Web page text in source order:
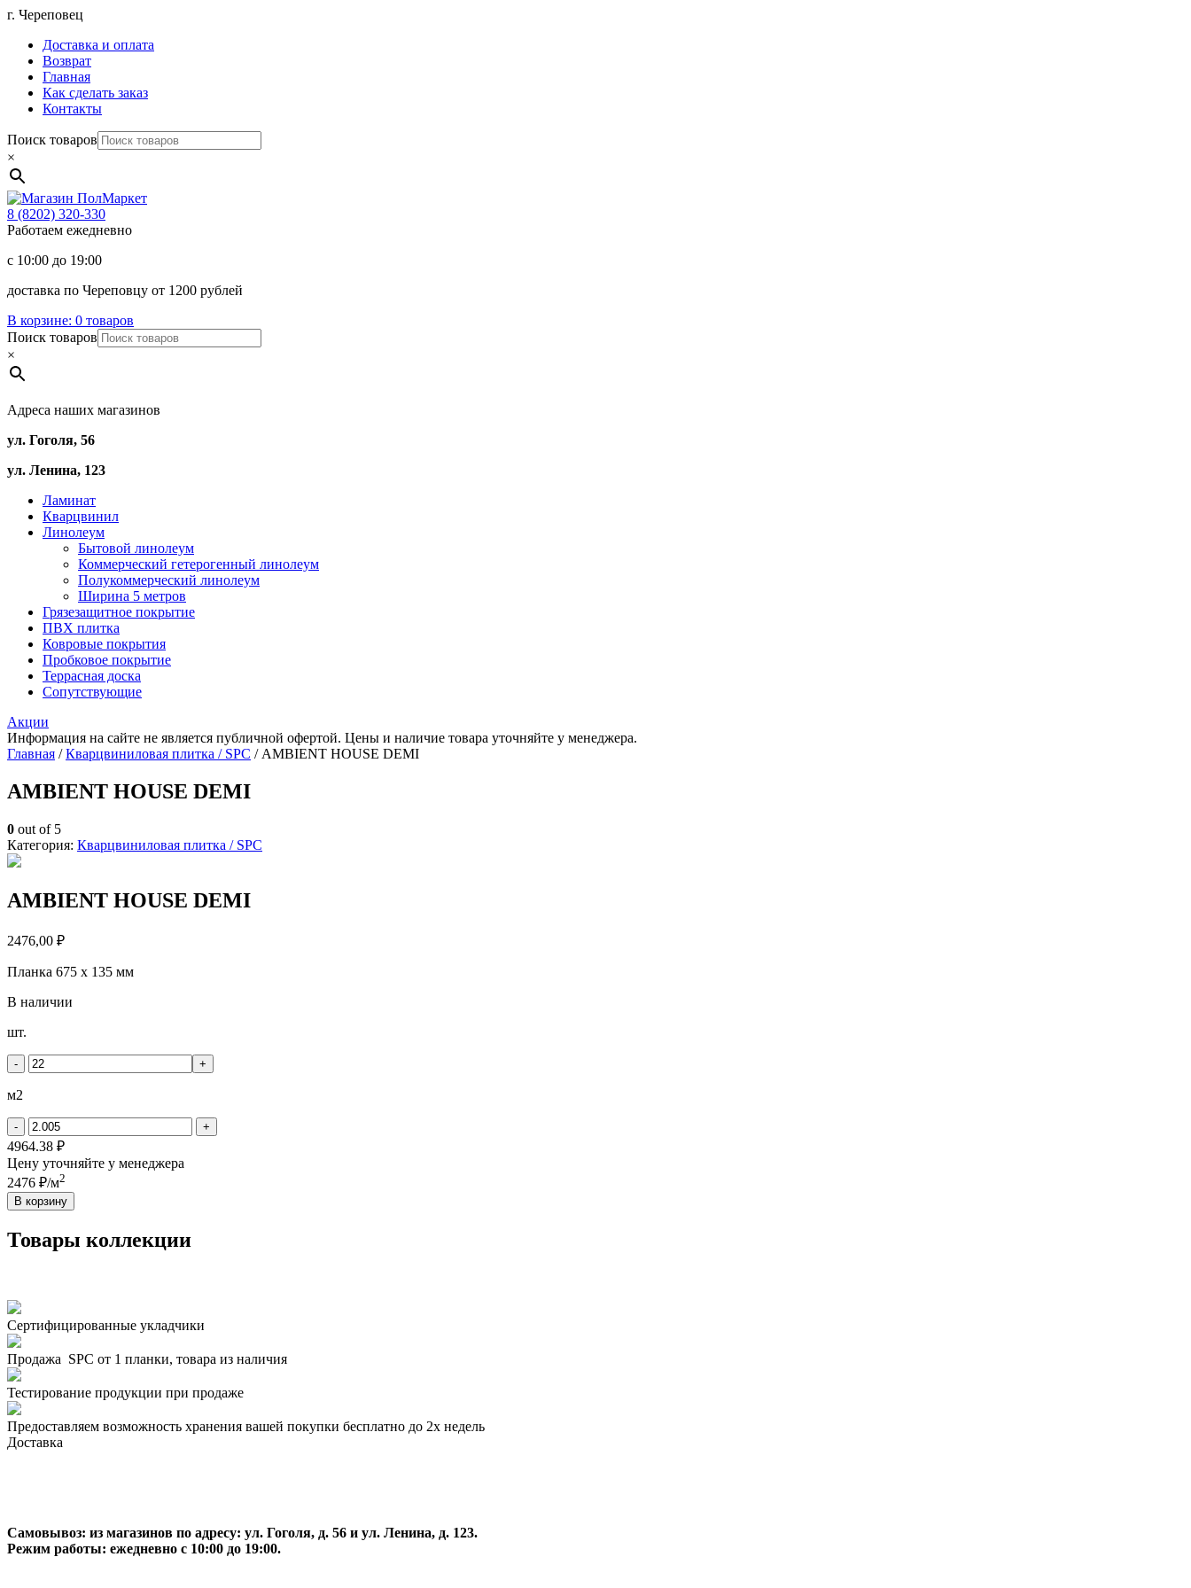
Перейти
содержимому
г. Череповец
Доставка и оплата
Возврат
Главная
Как сделать заказ
Контакты
Поиск товаров
×
Магазин
8 (8202) 320-330
Работаем ежедневно
с 10:00 до 19:00
доставка по Череповцу от 1200 рублей
В корзине: 0 товаров
Поиск товаров
×
Адреса наших магазинов
ул. Гоголя, 56
ул. Ленина, 123
Ламинат
Кварцвинил
Линолеум
Бытовой линолеум
Коммерческий гетерогенный линолеум
Полукоммерческий линолеум
Ширина 5 метров
Грязезащитное покрытие
ПВХ плитка
Ковровые покрытия
Пробковое покрытие
Террасная доска
Сопутствующие
Акции
Информация на сайте не является публичной офертой. Цены и наличие товара уточняйте у менеджера.
Главная /Кварцвиниловая плитка / SPС / AMBIENT HOUSE DEMI
AMBIENT HOUSE DEMI
0 out of 5
Категория: Кварцвиниловая плитка / SPС
AMBIENT HOUSE DEMI
2476,00 ₽
Планка 675 x 135 мм
В наличии
Количество
AMBIENT
DEMI
шт.
- +
м2
- +
4964.38 ₽
Цену уточняйте у менеджера
2476 ₽/м2
В корзину
Товары коллекции
Сертифицированные укладчики
Продажа SPC от 1 планки, товара из наличия
Тестирование продукции при продаже
Предоставляем возможность хранения вашей покупки бесплатно до 2х недель
Доставка
Самовывоз: из магазинов по адресу: ул. Гоголя, д. 56 и ул. Ленина, д. 123.
Режим работы: ежедневно с 10:00 до 19:00.